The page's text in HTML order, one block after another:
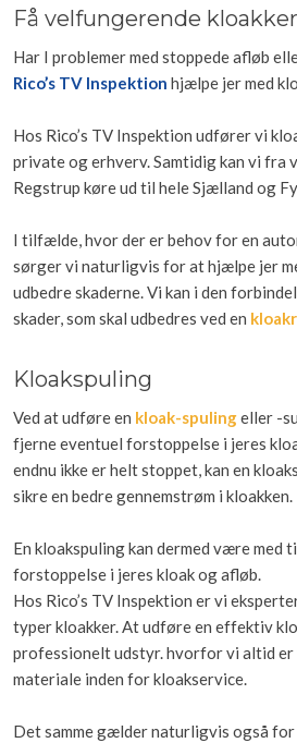
Få velfungerende kloakker
Har I problemer med stoppede afløb
Rico’s TV Inspektion hjælpe jer med
Hos Rico’s TV Inspektion udfører vi
private og erhverv. Samtidig kan vi fra
Regstrup køre ud til hele Sjælland og
I tilfælde, hvor der er behov for en
sørger vi naturligvis for at hjælpe jer
udbedre skaderne. Vi kan i den
skader, som skal udbedres ved en
Kloakspuling
Ved at udføre en kloak-spulingeller -
fjerne eventuel forstoppelse i jeres
endnu ikke er helt stoppet, kan en
sikre en bedre gennemstrøm i kloakken.
En kloakspuling kan dermed være med
forstoppelse i jeres kloak og afløb.
Hos Rico’s TV Inspektion er vi
typer kloakker. At udføre en effektiv
professionelt udstyr. hvorfor vi altid er
materiale inden for kloakservice.
Det samme gælder naturligvis også for